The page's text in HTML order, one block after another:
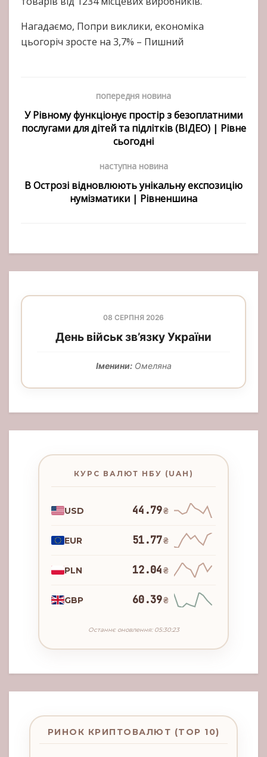
Нагадаємо, Попри виклики, економіка
цьогоріч зросте на 3,7% – Пишний
попередня новина
У Рівному функціонує простір з безоплатними
послугами для дітей та підлітків (ВІДЕО) | Рівне
сьогодні
наступна новина
В Острозі відновлюють унікальну експозицію
нумізматики | Рівненшина
08 СЕРПНЯ 2026
День військ зв’язку України
Іменини:Омеляна
КУРС ВАЛЮТ НБУ (UAH)
USD 44.79₴
EUR 51.77₴
PLN 12.04₴
GBP 60.39₴
Останнє оновлення: 05:30:23
РИНОК КРИПТОВАЛЮТ (TOP 10)